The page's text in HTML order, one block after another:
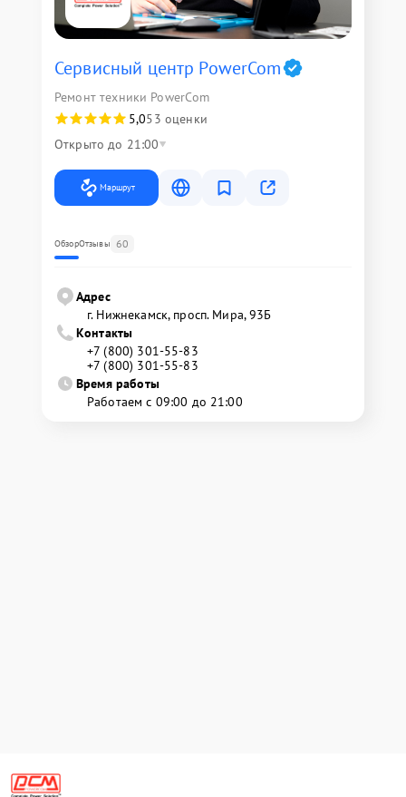
Сервисный центр PowerCom
Ремонт техники PowerCom
5,053 оценки
Открыто до 21:00
Маршрут
ОбзорОтзывы 60
Адрес
г. Нижнекамск, просп. Мира, 93Б
Контакты
+7 (800) 301-55-83
+7 (800) 301-55-83
Время работы
Работаем с 09:00 до 21:00